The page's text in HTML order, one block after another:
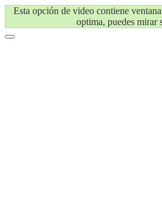
Esta opción de video contiene
optima, puedes mirar